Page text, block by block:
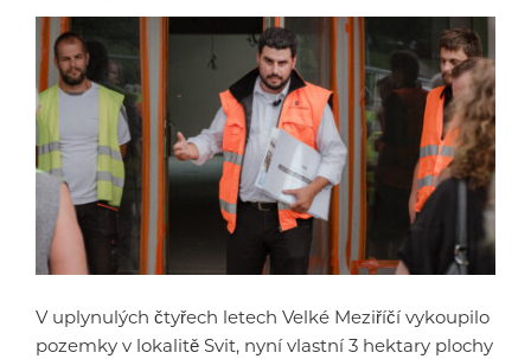
V uplynulých čtyřech letech Velké Meziříčí vykoupilo
pozemky v lokalitě Svit, nyní vlastní 3 hektary plochy